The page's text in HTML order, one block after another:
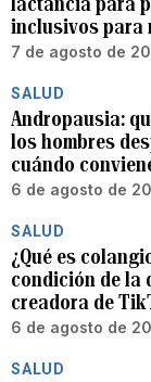
inclusivos para
7 de agosto de
SALUD
Andropausia:
los hombres
cuándo
6 de agosto de
SALUD
¿Qué es
condición de la
creadora de
6 de agosto de
SALUD